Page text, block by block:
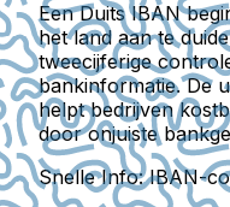
Een Duits IBAN
het land aan te
tweecijferige
bankinformatie. De
helpt bedrijven
door onjuiste
Snelle Info: IBAN-